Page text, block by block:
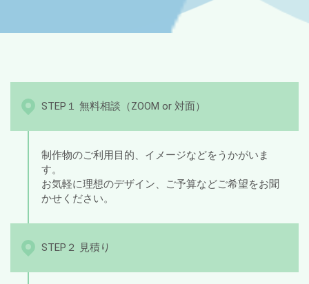
STEP１ 無料相談（ZOOM or 対面）
制作物のご利用目的、イメージなどをうかがいま
す。
お気軽に理想のデザイン、ご予算などご希望をお聞
かせください。
STEP２ 見積り